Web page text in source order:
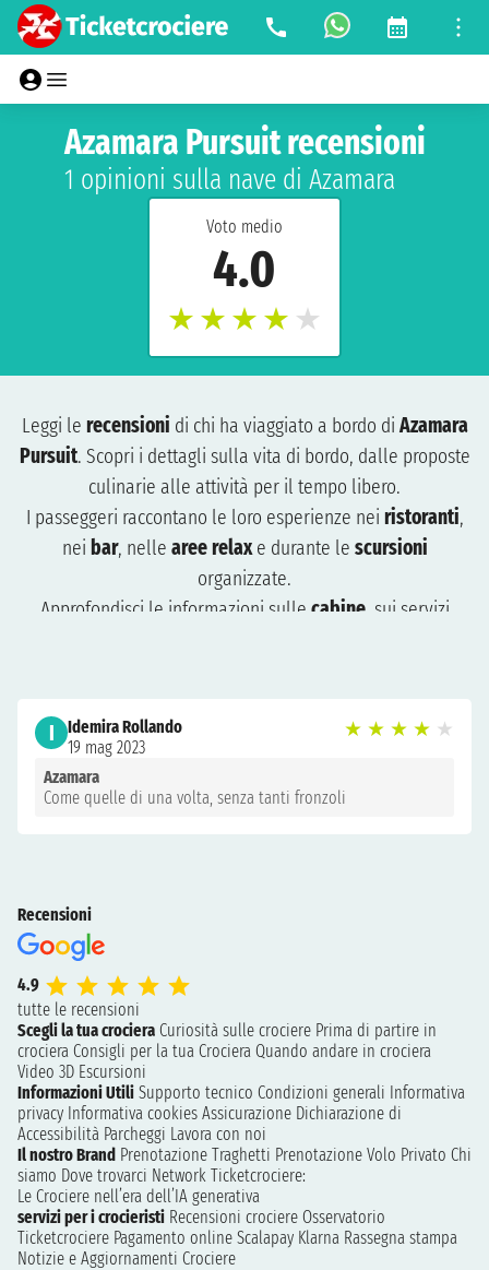
Voto medio
4.0
★ ★ ★ ★ ★
Azamara Pursuit recensioni
1 opinioni sulla nave di Azamara
Leggi le recensioni di chi ha viaggiato a bordo di Azamara
Pursuit. Scopri i dettagli sulla vita di bordo, dalle proposte
culinarie alle attività per il tempo libero.
I passeggeri raccontano le loro esperienze nei ristoranti,
nei bar, nelle aree relaxe durante le scursioni
organizzate.
Approfondisci le informazioni sulle cabine, sui servizi
organizzare al meglio il tuo viaggio. Consulta le recensioni
per pianificare una crociera adatta a te e preparati a vivere
un’esperienza indimenticabile.
I
Idemira Rollando
19 mag 2023
★ ★ ★ ★ ★
Azamara
Come quelle di una volta, senza tanti fronzoli
Recensioni
4.9
tutte le recensioni
Scegli la tua crociera Curiosità sulle crociere Prima di partire in
crociera Consigli per la tua Crociera Quando andare in crociera
Video 3D Escursioni
Informazioni Utili Supporto tecnico Condizioni generali Informativa
privacy Informativa cookies Assicurazione Dichiarazione di
Accessibilità Parcheggi Lavora con noi
Il nostro Brand Prenotazione Traghetti Prenotazione Volo Privato Chi
siamo Dove trovarci Network Ticketcrociere:
Le Crociere nell’era dell’IA generativa
servizi per i crocieristi Recensioni crociere Osservatorio
Ticketcrociere Pagamento online Scalapay Klarna Rassegna stampa
Notizie e Aggiornamenti Crociere